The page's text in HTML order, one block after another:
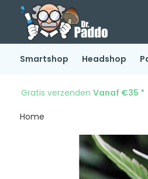
Smartshop Headshop
Gratis verzenden Vanaf €35 *
Home